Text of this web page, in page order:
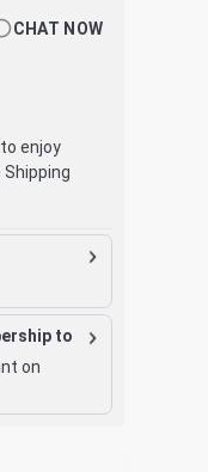
CHAT NOW
enjoy
Shipping
to
on